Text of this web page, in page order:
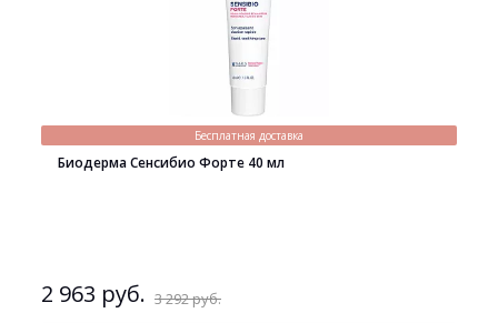
Бесплатная доставка
Биодерма Сенсибио Форте 40 мл
2 963 руб. 3 292 руб.